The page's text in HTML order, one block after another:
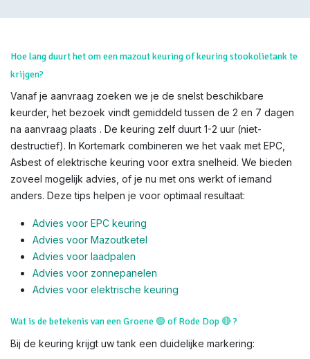
Hoe lang duurt het om een mazout keuring of keuring stookolietank te
krijgen?
Vanaf je aanvraag zoeken we je de snelst beschikbare
keurder, het bezoek vindt gemiddeld tussen de 2 en 7 dagen
na aanvraag plaats . De keuring zelf duurt 1-2 uur (niet-
destructief). In Kortemark combineren we het vaak met EPC,
Asbest of elektrische keuring voor extra snelheid. We bieden
zoveel mogelijk advies, of je nu met ons werkt of iemand
anders. Deze tips helpen je voor optimaal resultaat:
Advies voor EPC keuring
Advies voor Mazoutketel
Advies voor laadpalen
Advies voor zonnepanelen
Advies voor elektrische keuring
Wat is de betekenis van een Groene 🟢 of Rode Dop🔴?
Bij de keuring krijgt uw tank een duidelijke markering: